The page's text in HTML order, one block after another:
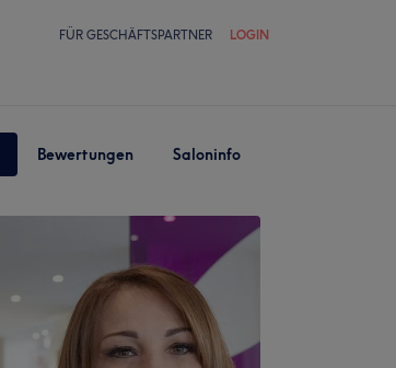
FÜR GESCHÄFTSPARTNER LOGIN
Bewertungen Saloninfo